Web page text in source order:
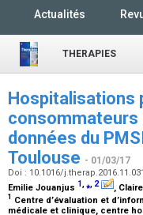
Actualités
THERAPIES
Hospitalisations
consommateurs
données du
Toulouse - 01/03/17
Doi : 10.1016/j.therap.2016.11.031
Emilie Jouanjus 1,⁎, 2 ,
1 Centre d’évaluation et
médicale et clinique, centre